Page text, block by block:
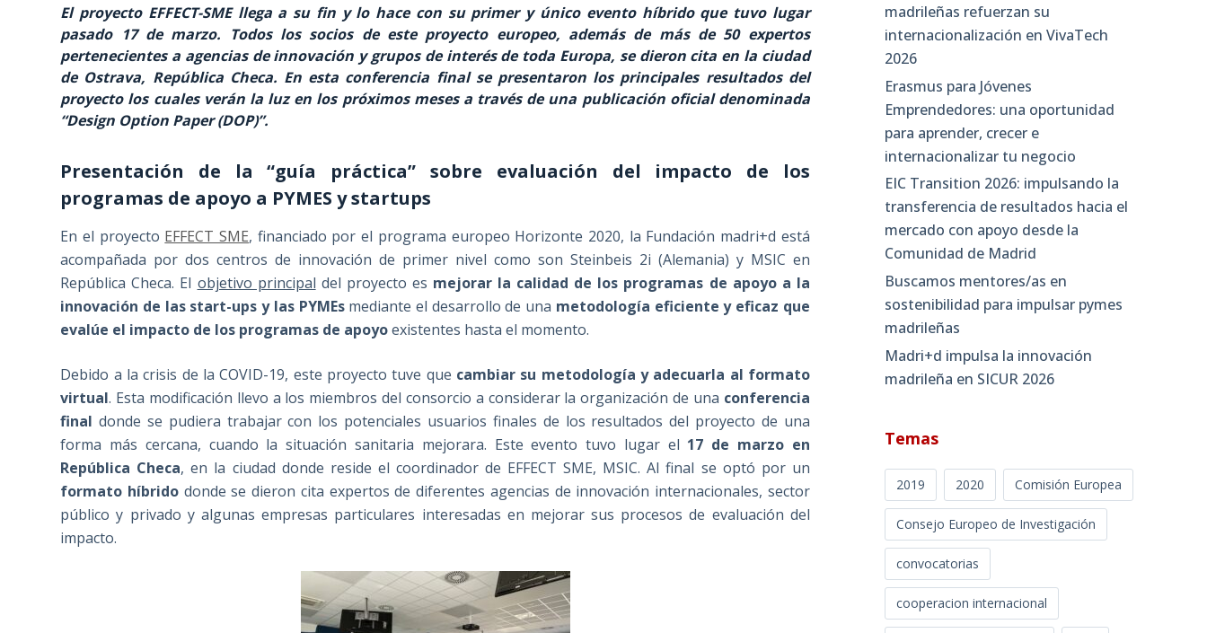
El proyecto EFFECT-SME llega a su fin y lo hace con su primer y único evento híbrido que tuvo lugar
pasado 17 de marzo. Todos los socios de este proyecto europeo, además de más de 50 expertos
pertenecientes a agencias de innovación y grupos de interés de toda Europa, se dieron cita en la ciudad
de Ostrava, República Checa. En esta conferencia final se presentaron los principales resultados del
proyecto los cuales verán la luz en los próximos meses a través de una publicación oficial denominada
“Design Option Paper (DOP)”.
Presentación de la “guía práctica” sobre evaluación del impacto de los
programas de apoyo a PYMES y startups
En el proyecto EFFECT SME, financiado por el programa europeo Horizonte 2020, la Fundación madri+d está
acompañada por dos centros de innovación de primer nivel como son Steinbeis 2i (Alemania) y MSIC en
República Checa. El objetivo principal del proyecto es mejorar la calidad de los programas de apoyo a la
innovación de las start-ups y las PYMEs mediante el desarrollo de una metodología eficiente y eficaz que
evalúe el impacto de los programas de apoyoexistentes hasta el momento.
Debido a la crisis de la COVID-19, este proyecto tuve que cambiar su metodología y adecuarla al formato
virtual. Esta modificación llevo a los miembros del consorcio a considerar la organización de una conferencia
finaldonde se pudiera trabajar con los potenciales usuarios finales de los resultados del proyecto de una
forma más cercana, cuando la situación sanitaria mejorara. Este evento tuvo lugar el 17 de marzo en
República Checa, en la ciudad donde reside el coordinador de EFFECT SME, MSIC. Al final se optó por un
formato híbridodonde se dieron cita expertos de diferentes agencias de innovación internacionales, sector
público y privado y algunas empresas particulares interesadas en mejorar sus procesos de evaluación del
impacto.
madrileñas refuerzan su
internacionalización en VivaTech
2026
Erasmus para Jóvenes
Emprendedores: una oportunidad
para aprender, crecer e
internacionalizar tu negocio
EIC Transition 2026: impulsando la
transferencia de resultados hacia el
mercado con apoyo desde la
Comunidad de Madrid
Buscamos mentores/as en
sostenibilidad para impulsar pymes
madrileñas
Madri+d impulsa la innovación
madrileña en SICUR 2026
Temas
2019 2020 Comisión Europea
Consejo Europeo de Investigación
convocatorias
cooperacion internacional